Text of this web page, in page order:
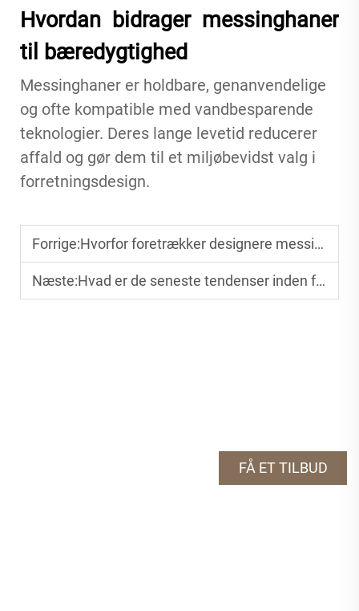
Hvordan bidrager messinghaner
til bæredygtighed
Messinghaner er holdbare, genanvendelige
og ofte kompatible med vandbesparende
teknologier. Deres lange levetid reducerer
affald og gør dem til et miljøbevidst valg i
forretningsdesign.
Forrige:Hvorfor foretrækker designere messinghaner i high-end-projekter?
Næste:Hvad er de seneste tendenser inden for badeværelsesdesign?
FÅ ET TILBUD